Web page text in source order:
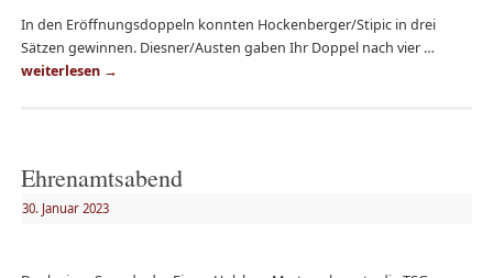
In den Eröffnungsdoppeln konnten Hockenberger/Stipic in drei
Sätzen gewinnen. Diesner/Austen gaben Ihr Doppel nach vier …
weiterlesen →
Ehrenamtsabend
30. Januar 2023